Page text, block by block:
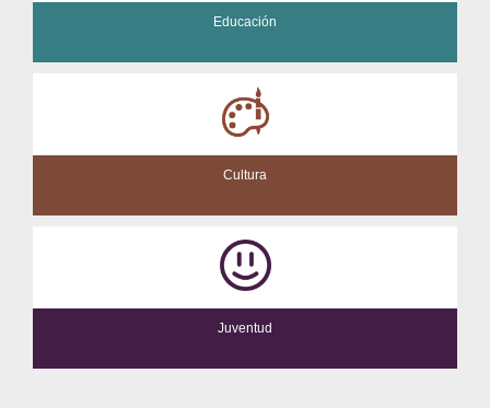
Educación
Cultura
Juventud